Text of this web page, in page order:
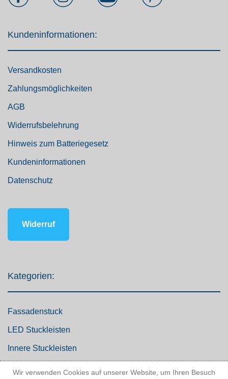
Kundeninformationen:
Versandkosten
Zahlungsmöglichkeiten
AGB
Widerrufsbelehrung
Hinweis zum Batteriegesetz
Kundeninformationen
Datenschutz
Widerruf
Kategorien:
Fassadenstuck
LED Stuckleisten
Innere Stuckleisten
Wir verwenden Cookies auf unserer Website, um Ihren Besuch